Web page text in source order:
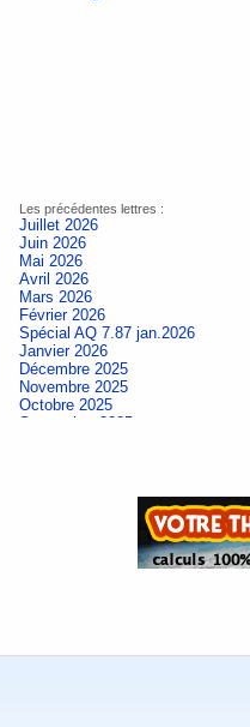
Les précédentes lettres :
Juillet 2026
Juin 2026
Mai 2026
Avril 2026
Mars 2026
Février 2026
Spécial AQ 7.87 jan.2026
Janvier 2026
Décembre 2025
Novembre 2025
Octobre 2025
Septembre 2025
Spécial AQ 7.84 jan.2025
Septembre 2024